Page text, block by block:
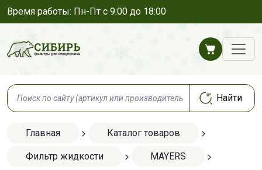
Время работы: Пн-Пт с 9:00 до 18:00
Главная Каталог товаров
Фильтр жидкости MAYERS